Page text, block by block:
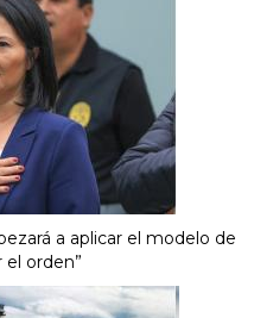
a aplicar el modelo de
el orden”